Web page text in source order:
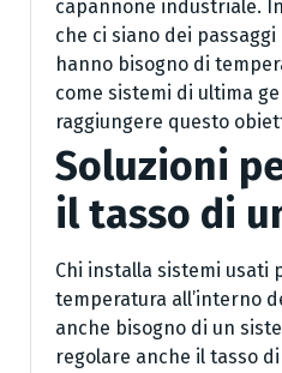
capannone industriale.
che ci siano dei
hanno bisogno di
come sistemi di ultima
raggiungere questo
Soluzioni
il tasso di
Chi installa sistemi usati
temperatura all’interno
anche bisogno di un
regolare anche il tasso